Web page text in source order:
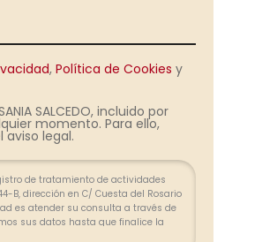
, Política de Cookies y
SALCEDO, incluido por
momento. Para ello,
legal.
de tratamiento de actividades
B, dirección en C/ Cuesta del Rosario
es atender su consulta a través de
sus datos hasta que finalice la